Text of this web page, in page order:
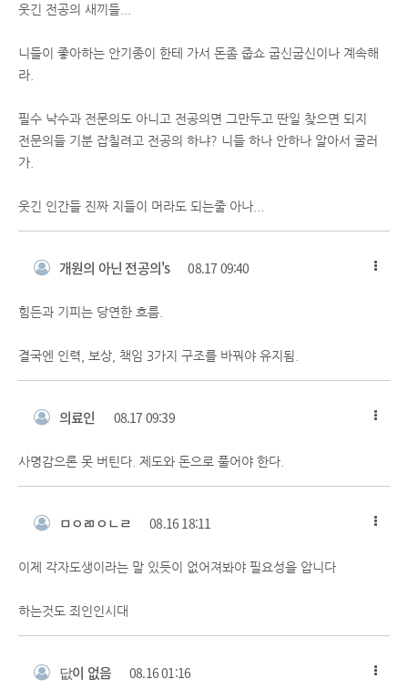
웃긴 전공의 새끼들...
니들이 좋아하는 안기종이 한테 가서 돈좀 줍쇼 굽신굽신이나 계속해
라.
필수 낙수과 전문의도 아니고 전공의면 그만두고 딴일 찾으면 되지
전문의들 기분 잡칠려고 전공의 하냐? 니들 하나 안하나 알아서 굴러
가.
웃긴 인간들 진짜 지들이 머라도 되는줄 아나...
개원의 아닌 전공의's 08.17 09:40
힘든과 기피는 당연한 흐름.
결국엔 인력, 보상, 책임 3가지 구조를 바꿔야 유지됨.
의료인 08.17 09:39
사명감으론 못 버틴다. 제도와 돈으로 풀어야 한다.
ㅁㅇㄻㅇㄴㄹ 08.16 18:11
이제 각자도생이라는 말 있듯이 없어져봐야 필요성을 압니다
하는것도 죄인인시대
닶이 없음 08.16 01:16